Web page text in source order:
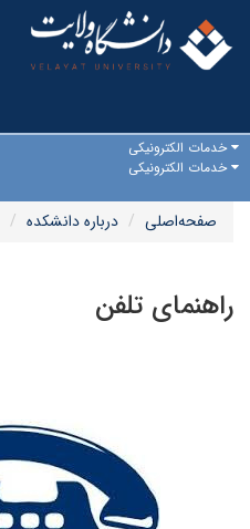
خدمات الکترونیکی
خدمات الکترونیکی
صفحه‌اصلی
درباره دانشکده
راهنمای تلفن